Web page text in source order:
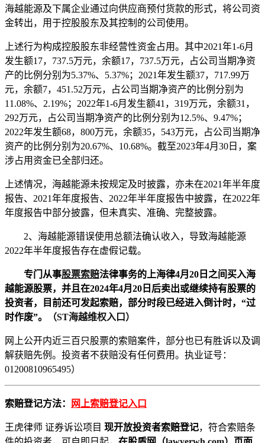
海越能源及下属企业通过向供应商预付货款的形式，将公司资
金转出，用于控股股东及其控制的公司使用。
上述行为构成控股股东非经营性资金占用。其中2021年1-6月
发生额17，737.5万元，余额17，737.5万元，占公司当期净资
产的比例分别为5.37%、5.37%；2021年发生额37，717.99万
元，余额7，451.52万元，占公司当期净资产的比例分别为
11.08%、2.19%；2022年1-6月发生额41，319万元，余额31，
292万元，占公司当期净资产的比例分别为12.5%、9.47%；
2022年发生额68，800万元，余额35，543万元，占公司当期净
资产的比例分别为20.67%、10.68%。截至2023年4月30日，案
涉占用资金已全部归还。
上述情况，海越能源未按规定及时披露，亦未在2021年半年度
报告、2021年年度报告、2022年半年度报告中披露，在2022年
年度报告中部分披露，但未真实、准确、完整披露。
2、海越能源错误使用总额法确认收入，导致海越能源
2022年半年度报告存在虚假记载。
专门从事股票索赔法律事务的上海律4月20日之间买入海
越能源股票，并且在2024年4月20日后卖出或继续持有股票的
投资者，目前还可发起索赔，部分时段已经进入倒计时，“过
时作废”。
（ST海越维权入口）
网上公开内近三百只股票的索赔案件，部分也已有胜诉以及调
解获赔先例。投资者不获赔没有任何费用。执业证号：
01200810965495）
索赔登记方法： 网上索赔登记入口
王虎律师 证券诉讼项目 现开放投资者索赔登记，符合索赔条